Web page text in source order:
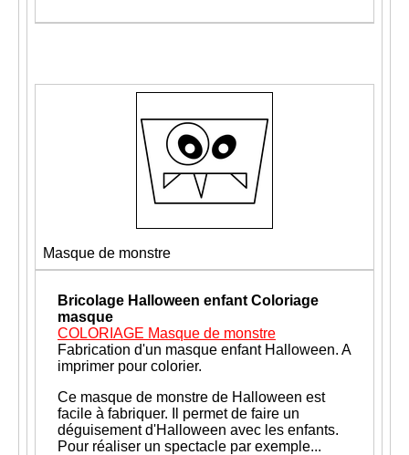
Masque de monstre
Bricolage Halloween enfant Coloriage
masque
COLORIAGE Masque de monstre
Fabrication d'un masque enfant Halloween. A
imprimer pour colorier.
Ce masque de monstre de Halloween est
facile à fabriquer. Il permet de faire un
déguisement d'Halloween avec les enfants.
Pour réaliser un spectacle par exemple...